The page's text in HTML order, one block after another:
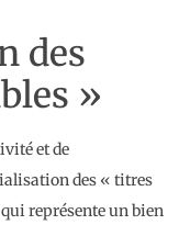
des
»
et de
des « titres
représente un bien